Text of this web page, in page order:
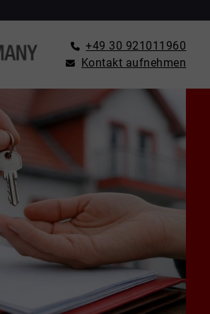
+49 30 921011960
Kontakt aufnehmen